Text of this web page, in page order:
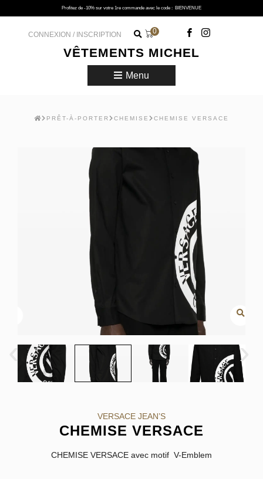
Profitez de -10% sur votre 1re commande avec le code : BIENVENUE
VÊTEMENTS MICHEL
CONNEXION / INSCRIPTION 0
Menu
PRÊT-À-PORTER CHEMISE CHEMISE VERSACE
VERSACE JEAN’S
CHEMISE VERSACE
CHEMISE VERSACE avec motif V-Emblem
‹ ›